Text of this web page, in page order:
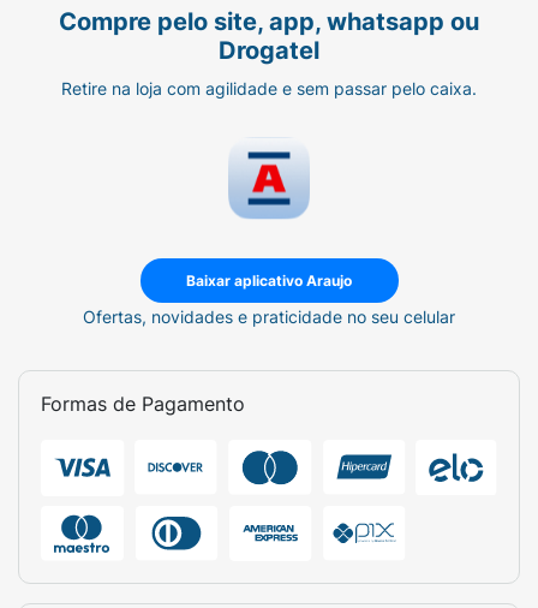
Compre pelo site, app, whatsapp ou
Drogatel
Retire na loja com agilidade e sem passar pelo caixa.
Baixar aplicativo Araujo
Ofertas, novidades e praticidade no seu celular
Formas de Pagamento